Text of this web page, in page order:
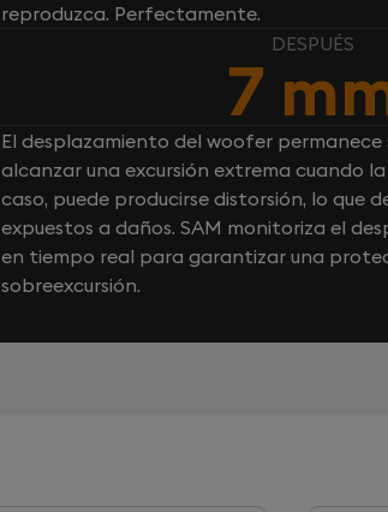
reproduzca. Perfectamente.
DESPUÉS
7
El desplazamiento del woofer
alcanzar una excursión extrema cuando
caso, puede producirse distorsión, lo que
expuestos a daños. SAM monitoriza el
en tiempo real para garantizar una
sobreexcursión.